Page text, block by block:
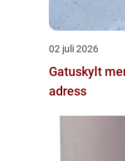
02 juli 2026
Gatuskylt mer än bara en
adress